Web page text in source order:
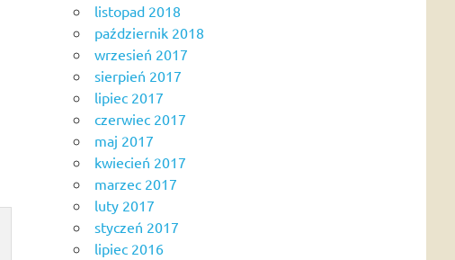
listopad 2018
październik 2018
wrzesień 2017
sierpień 2017
lipiec 2017
czerwiec 2017
maj 2017
kwiecień 2017
marzec 2017
luty 2017
styczeń 2017
lipiec 2016